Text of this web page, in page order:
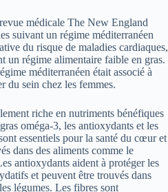
médicale The New England
suivant un régime méditerranéen
du risque de maladies cardiaques,
un régime alimentaire faible en gras.
méditerranéen était associé à
du sein chez les femmes.
riche en nutriments bénéfiques
oméga-3, les antioxydants et les
essentiels pour la santé du cœur et
dans des aliments comme le
antioxydants aident à protéger les
et peuvent être trouvés dans
légumes. Les fibres sont